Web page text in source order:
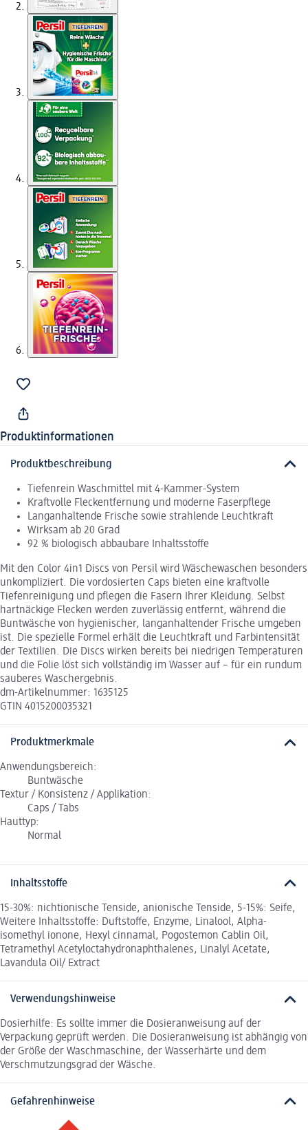
Produktinformationen
Produktbeschreibung
Tiefenrein Waschmittel mit 4-Kammer-System
Kraftvolle Fleckentfernung und moderne Faserpflege
Langanhaltende Frische sowie strahlende Leuchtkraft
Wirksam ab 20 Grad
92 % biologisch abbaubare Inhaltsstoffe
Mit den Color 4in1 Discs von Persil wird Wäschewaschen besonders
unkompliziert. Die vordosierten Caps bieten eine kraftvolle
Tiefenreinigung und pflegen die Fasern Ihrer Kleidung. Selbst
hartnäckige Flecken werden zuverlässig entfernt, während die
Buntwäsche von hygienischer, langanhaltender Frische umgeben
ist. Die spezielle Formel erhält die Leuchtkraft und Farbintensität
der Textilien. Die Discs wirken bereits bei niedrigen Temperaturen
und die Folie löst sich vollständig im Wasser auf – für ein rundum
sauberes Waschergebnis.
dm-Artikelnummer: 1635125
GTIN 4015200035321
Produktmerkmale
Anwendungsbereich:
Buntwäsche
Textur / Konsistenz / Applikation:
Caps / Tabs
Hauttyp:
Normal
Inhaltsstoffe
15-30%: nichtionische Tenside, anionische Tenside, 5-15%: Seife,
Weitere Inhaltsstoffe: Duftstoffe, Enzyme, Linalool, Alpha-
isomethyl ionone, Hexyl cinnamal, Pogostemon Cablin Oil,
Tetramethyl Acetyloctahydronaphthalenes, Linalyl Acetate,
Lavandula Oil/ Extract
Verwendungshinweise
Dosierhilfe: Es sollte immer die Dosieranweisung auf der
Verpackung geprüft werden. Die Dosieranweisung ist abhängig von
der Größe der Waschmaschine, der Wasserhärte und dem
Verschmutzungsgrad der Wäsche.
Gefahrenhinweise